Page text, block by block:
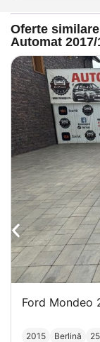
Oferte
Automat
Ford Mondeo
2015 Berlină